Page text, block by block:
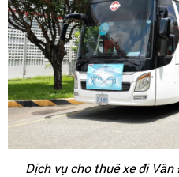
Dịch vụ cho thuê xe đi